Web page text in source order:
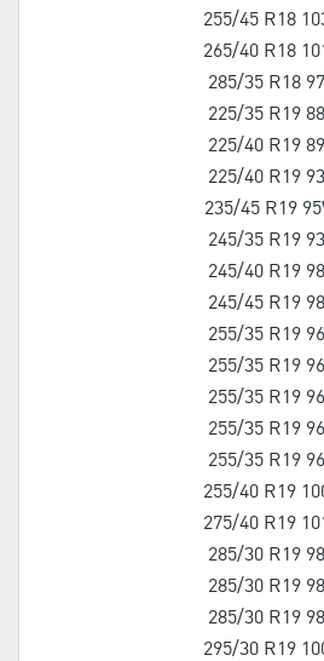
255/45 R18
265/40 R18
285/35 R18
225/35 R19
225/40 R19
225/40 R19
235/45 R19
245/35 R19
245/40 R19
245/45 R19
255/35 R19
255/35 R19
255/35 R19
255/35 R19
255/35 R19
255/40 R19
275/40 R19
285/30 R19
285/30 R19
285/30 R19
295/30 R19